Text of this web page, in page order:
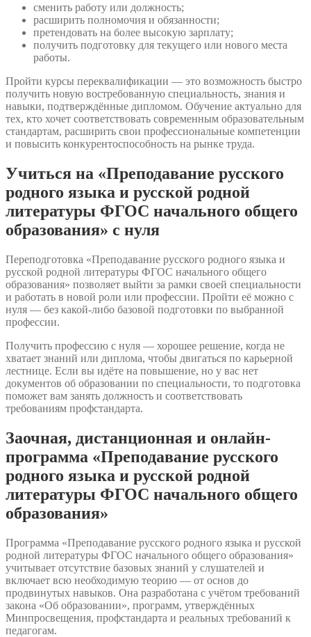
сменить работу или должность;
расширить полномочия и обязанности;
претендовать на более высокую зарплату;
получить подготовку для текущего или нового места
работы.
Пройти курсы переквалификации — это возможность быстро
получить новую востребованную специальность, знания и
навыки, подтверждённые дипломом. Обучение актуально для
тех, кто хочет соответствовать современным образовательным
стандартам, расширить свои профессиональные компетенции
и повысить конкурентоспособность на рынке труда.
Учиться на «Преподавание русского
родного языка и русской родной
литературы ФГОС начального общего
образования» с нуля
Переподготовка «Преподавание русского родного языка и
русской родной литературы ФГОС начального общего
образования» позволяет выйти за рамки своей специальности
и работать в новой роли или профессии. Пройти её можно с
нуля — без какой-либо базовой подготовки по выбранной
профессии.
Получить профессию с нуля — хорошее решение, когда не
хватает знаний или диплома, чтобы двигаться по карьерной
лестнице. Если вы идёте на повышение, но у вас нет
документов об образовании по специальности, то подготовка
поможет вам занять должность и соответствовать
требованиям профстандарта.
Заочная, дистанционная и онлайн-
программа «Преподавание русского
родного языка и русской родной
литературы ФГОС начального общего
образования»
Программа «Преподавание русского родного языка и русской
родной литературы ФГОС начального общего образования»
учитывает отсутствие базовых знаний у слушателей и
включает всю необходимую теорию — от основ до
продвинутых навыков. Она разработана с учётом требований
закона «Об образовании», программ, утверждённых
Минпросвещения, профстандарта и реальных требований к
педагогам.